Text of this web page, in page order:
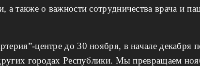
а также о важности сотрудничества врача и
центре до 30 ноября, в начале декабря
городах Республики. Мы превращаем